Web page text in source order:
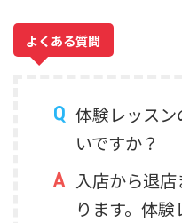
よくある質問
体験レッス
いですか？
入店から退
ります。体